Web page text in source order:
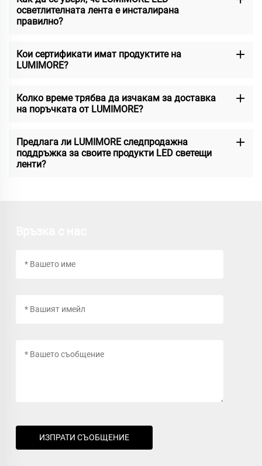
осветлителната лента е инсталирана
правилно?
Кои сертификати имат продуктите на
LUMIMORE?
Колко време трябва да изчакам за доставка
на поръчката от LUMIMORE?
Предлага ли LUMIMORE следпродажна
поддръжка за своите продукти LED светещи
ленти?
ИЗПРАТИ СЪОБЩЕНИЕ